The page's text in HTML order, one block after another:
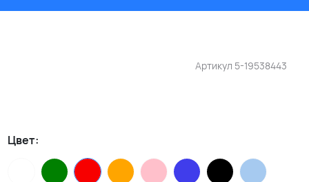
Артикул 5-19538443
Цвет: